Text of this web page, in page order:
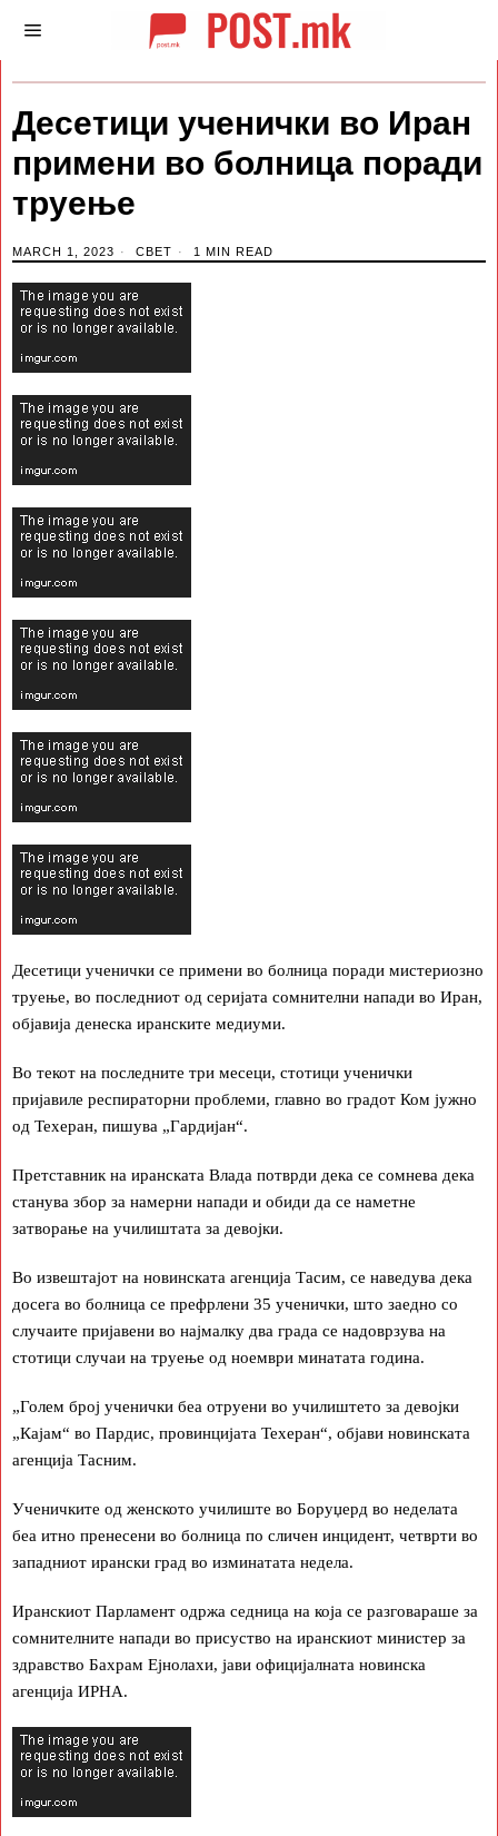
Десетици ученички во Иран
примени во болница поради
труење
MARCH 1, 2023 СВЕТ 1 MIN READ
Десетици ученички се примени во болница поради мистериозно
труење, во последниот од серијата сомнителни напади во Иран,
објавија денеска иранските медиуми.
Во текот на последните три месеци, стотици ученички
пријавиле респираторни проблеми, главно во градот Ком јужно
од Техеран, пишува „Гардијан“.
Претставник на иранската Влада потврди дека се сомнева дека
станува збор за намерни напади и обиди да се наметне
затворање на училиштата за девојки.
Во извештајот на новинската агенција Тасим, се наведува дека
досега во болница се префрлени 35 ученички, што заедно со
случаите пријавени во најмалку два града се надоврзува на
стотици случаи на труење од ноември минатата година.
„Голем број ученички беа отруени во училиштето за девојки
„Кајам“ во Пардис, провинцијата Техеран“, објави новинската
агенција Тасним.
Ученичките од женското училиште во Боруџерд во неделата
беа итно пренесени во болница по сличен инцидент, четврти во
западниот ирански град во изминатата недела.
Иранскиот Парламент одржа седница на која се разговараше за
сомнителните напади во присуство на иранскиот министер за
здравство Бахрам Ејнолахи, јави официјалната новинска
агенција ИРНА.